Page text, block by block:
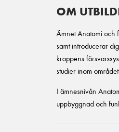
OM
Ämnet Anatomi och
samt introducerar
kroppens
studier inom
I ämnesnivån
uppbyggnad och